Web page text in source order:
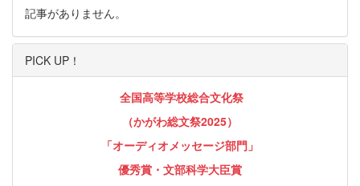
記事がありません。
PICK UP！
全国高等学校総合文化祭
（かがわ総文祭2025）
「オーディオメッセージ部門」
優秀賞・文部科学大臣賞